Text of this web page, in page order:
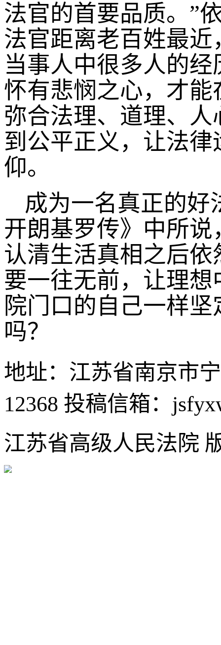
法官的首要品质。”
法官距离老百姓最
当事人中很多人的
怀有悲悯之心，才
弥合法理、道理、
到公平正义，让法
仰。
成为一名真正的好
开朗基罗传》中所
认清生活真相之后
要一往无前，让理
院门口的自己一样
吗？
地址：江苏省南京市
12368 投稿信箱：
江苏省高级人民法院